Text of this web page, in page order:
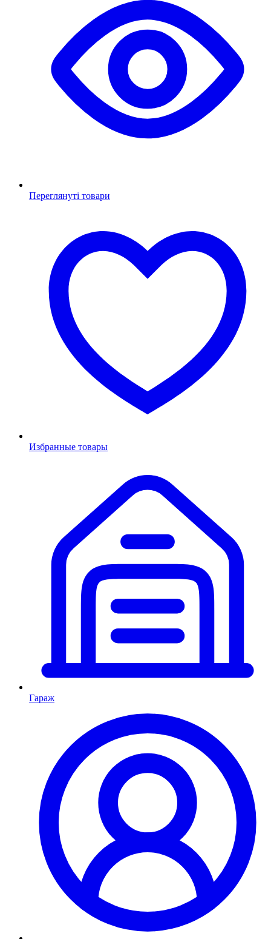
Переглянуті товари
Избранные товары
Гараж